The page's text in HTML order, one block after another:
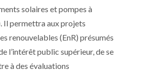
solaires et pompes à
Il permettra aux projets
renouvelables (EnR) présumés
l’intérêt public supérieur, de se
à des évaluations